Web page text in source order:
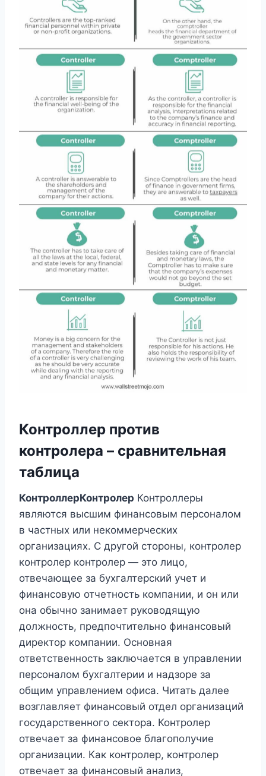
Контроллер против
контролера – сравнительная
таблица
КонтроллерКонтролер Контроллеры
являются высшим финансовым персоналом
в частных или некоммерческих
организациях. С другой стороны, контролер
контролер контролер — это лицо,
отвечающее за бухгалтерский учет и
финансовую отчетность компании, и он или
она обычно занимает руководящую
должность, предпочтительно финансовый
директор компании. Основная
ответственность заключается в управлении
персоналом бухгалтерии и надзоре за
общим управлением офиса. Читать далее
возглавляет финансовый отдел организаций
государственного сектора. Контролер
отвечает за финансовое благополучие
организации. Как контролер, контролер
отвечает за финансовый анализ,